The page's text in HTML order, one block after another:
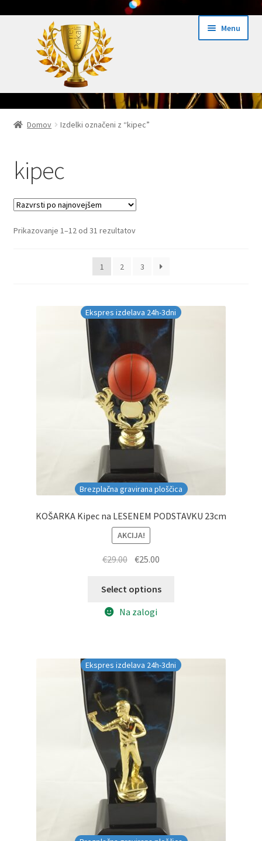
navigation
content
Menu
Domov
Ekspres izdelava pokalov 24h
Embed iList
Galerija medalje
Hitra izdelava pokalov, medalj, plaket
Katalog pokalov in medalj
Pogoji poslovanja in piškotki
Pokali.net Kontakt
Zaključek nakupa
Domov Izdelki označeni z “kipec”
kipec
Prikazovanje 1–12 od 31 rezultatovRazvrščeno
1
2 3
Brezplačna gravirana ploščica
Ekspres izdelava 24h-3dni
KOŠARKA Kipec na LESENEM PODSTAVKU 23cm
AKCIJA!
€29.00 Izvirna
je
€29.00.
€25.00
je:
Select options
Na zalogi
Ekspres izdelava 24h-3dni